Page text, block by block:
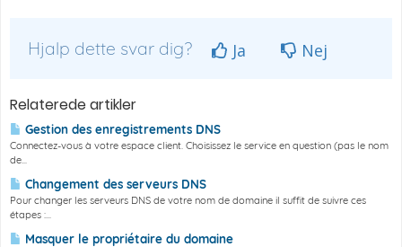
Hjalp dette svar dig? Ja Nej
Relaterede artikler
Gestion des enregistrements DNS
Connectez-vous à votre espace client. Choisissez le service en question (pas le nom
de...
Changement des serveurs DNS
Pour changer les serveurs DNS de votre nom de domaine il suffit de suivre ces
étapes :...
Masquer le propriétaire du domaine